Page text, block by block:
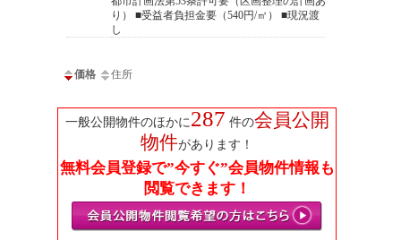
り） ■受益者負担金要（540円/㎡） ■現況渡
し
価格 住所
一般公開物件のほかに287 件の会員公開
物件があります！
無料会員登録で”今すぐ”会員物件情報も
閲覧できます！